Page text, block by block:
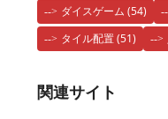
ダイスゲーム (54)
タイル配置(51)
関連サイト